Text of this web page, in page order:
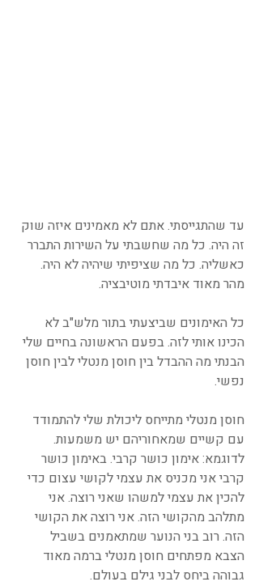
עד שהתגייסתי. אתם לא מאמינים איזה שוק
זה היה. כל מה שחשבתי על השירות התברר
כאשליה. כל מה שציפיתי שיהיה לא היה.
מהר מאוד איבדתי מוטיבציה.
כל האימונים שביצעתי בתור מלש"ב לא
הכינו אותי לזה. בפעם הראשונה בחיים שלי
הבנתי מה ההבדל בין חוסן מנטלי לבין חוסן
נפשי.
חוסן מנטלי מתייחס ליכולת שלי להתמודד
עם קשיים שמאחוריהם יש משמעות.
לדוגמא: אימון כושר קרבי. באימון כושר
קרבי אני מכניס את עצמי לקושי עצום כדי
להכין את עצמי למשהו שאני רוצה. אני
מתלהב מהקושי הזה. אני רוצה את הקושי
הזה. רוב בני הנוער שמתאמנים בשביל
הצבא מפתחים חוסן מנטלי ברמה מאוד
גבוהה ביחס לבני גילם בעולם.